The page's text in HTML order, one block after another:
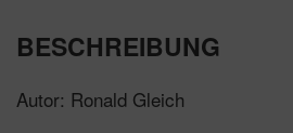
BESCHREIBUNG
Autor: Ronald Gleich